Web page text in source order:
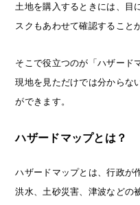
土地を購入するときには、目
スクもあわせて確認すること
そこで役立つのが「ハザード
現地を見ただけでは分からな
ができます。
ハザードマップとは？
ハザードマップとは、行政が
洪水、土砂災害、津波などの